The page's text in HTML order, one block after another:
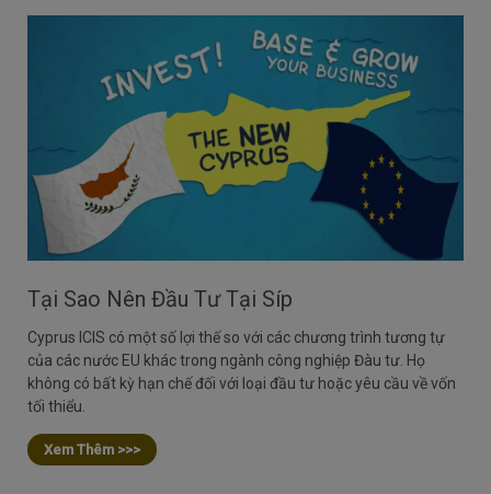
Tại Sao Nên Đầu Tư Tại Síp
Cyprus ICIS có một số lợi thế so với các chương trình tương tự
của các nước EU khác trong ngành công nghiệp Đàu tư. Họ
không có bất kỳ hạn chế đối với loại đầu tư hoặc yêu cầu về vốn
tối thiểu.
Xem Thêm >>>